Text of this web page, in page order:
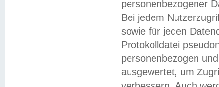
personenbezogener
Bei jedem
sowie für jeden
Protokolldatei
personenbezogen
ausgewertet, um